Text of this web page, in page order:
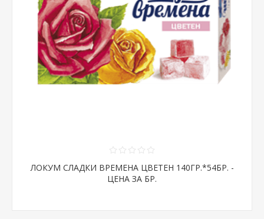
ЛОКУМ СЛАДКИ ВРЕМЕНА ЦВЕТЕН 140ГР.*54БР. -
ЦЕНА ЗА БР.